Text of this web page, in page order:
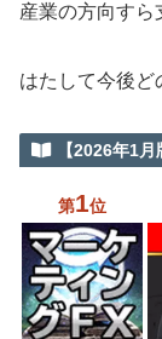
産業の方向すら
はたして今後ど
【2026年1
第1位